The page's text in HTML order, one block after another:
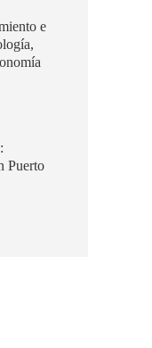
e
Puerto